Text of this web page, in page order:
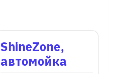
ShineZone,
автомойка